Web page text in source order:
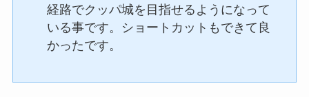
経路でクッパ城を目指せるようになって
いる事です。ショートカットもできて良
かったです。